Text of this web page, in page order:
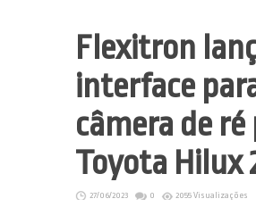
Flexitron
interface
câmera de ré
Toyota Hilux
27/06/2023 0 2055 Visualizações